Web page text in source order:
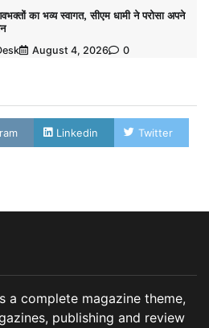
का भव्य स्वागत, सीएम धामी ने परोसा अपने
August 4, 2026 0
Linkedin Twitter
a complete magazine theme,
publishing and review